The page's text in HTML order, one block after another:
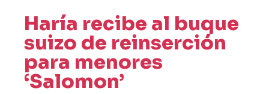
Haría recibe al buque
suizo de reinserción
para menores
‘Salomon’